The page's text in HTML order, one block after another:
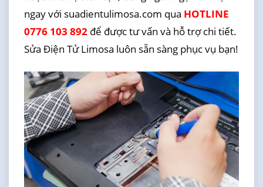
ngay với suadientulimosa.com qua HOTLINE
0776 103 892để được tư vấn và hỗ trợ chi tiết.
Sửa Điện Tử Limosa luôn sẵn sàng phục vụ bạn!